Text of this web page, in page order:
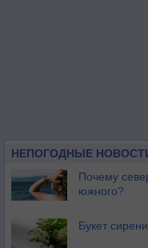
НЕПОГОДНЫЕ
Почему
южного?
Букет